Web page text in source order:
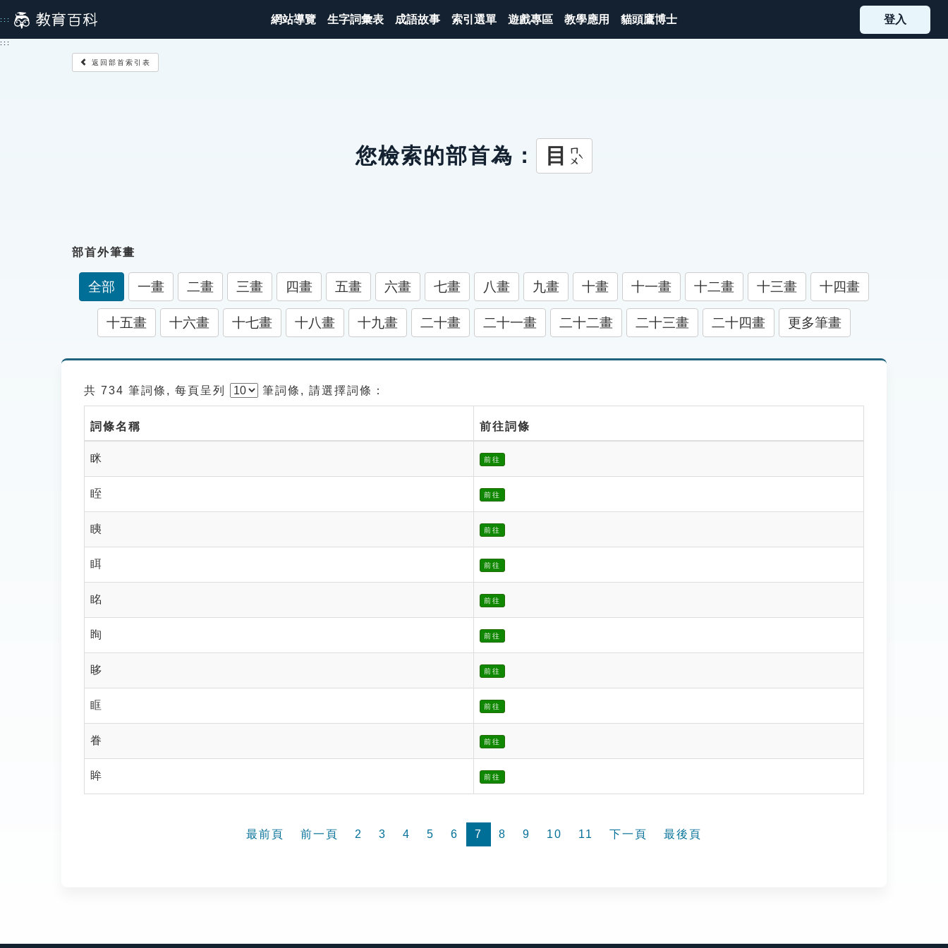
到
主
::: 網站導覽 生字詞彙表 成語故事 索引選單 遊戲專區 教學應用 貓頭鷹博士 登入
:::
返回部首索引表
您檢索的部首為： 目 ㄇㄨˋ
部首外筆畫
全部 一畫 二畫 三畫 四畫 五畫 六畫 七畫 八畫 九畫 十畫 十一畫 十二畫 十三畫 十四畫
十五畫 十六畫 十七畫 十八畫 十九畫 二十畫 二十一畫 二十二畫 二十三畫 二十四畫 更多筆畫
共 734 筆詞條, 每頁呈列 筆詞條, 請選擇詞條：
詞條名稱 前往詞條
眯 前往
眰 前往
眱 前往
眲 前往
眳 前往
眴 前往
眵 前往
眶 前往
眷 前往
眸 前往
最前頁 前一頁 2 3 4 5 6 7 8 9 10 11 下一頁 最後頁